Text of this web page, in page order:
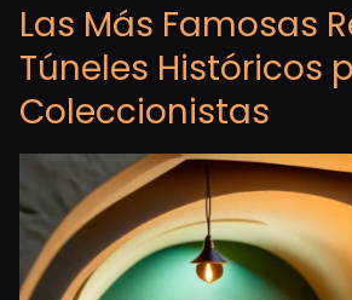
Las Más Famosas
Túneles Históricos
Coleccionistas